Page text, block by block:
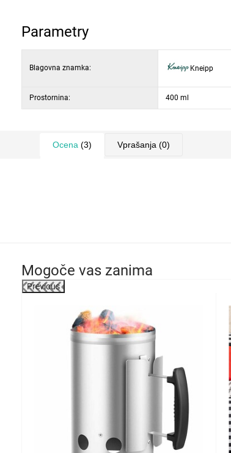
Parametry
Blagovna znamka: Kneipp
Prostornina: 400 ml
Ocena (3) Vprašanja (0)
Mogoče vas zanima
Previous